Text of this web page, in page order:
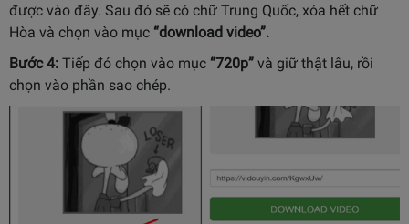
được vào đây. Sau đó sẽ có chữ Trung Quốc, xóa hết chữ
Hòa và chọn vào mục “download video”.
Bước 4: Tiếp đó chọn vào mục “720p” và giữ thật lâu, rồi
chọn vào phần sao chép.